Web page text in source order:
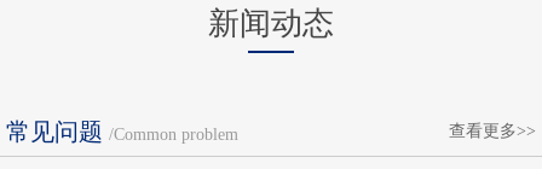
新闻动态
常见问题 /Common problem 查看更多>>